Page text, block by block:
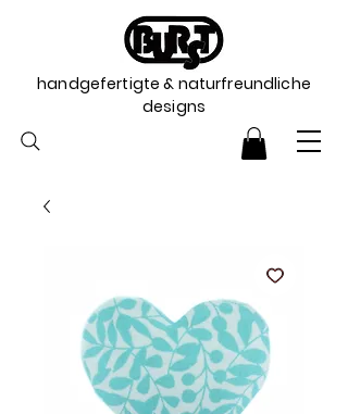
handgefertigte & naturfreundliche
designs